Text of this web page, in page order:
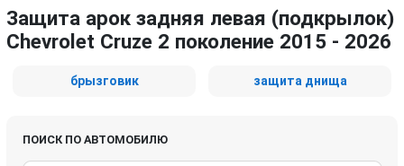
Защита арок задняя левая (подкрылок)
Chevrolet Cruze 2 поколение 2015 - 2026
брызговик защита днища
ПОИСК ПО АВТОМОБИЛЮ